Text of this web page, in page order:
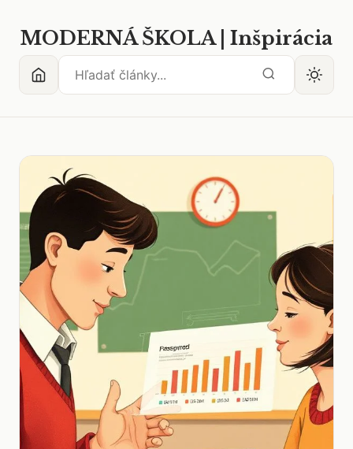
MODERNÁ ŠKOLA | Inšpirácia